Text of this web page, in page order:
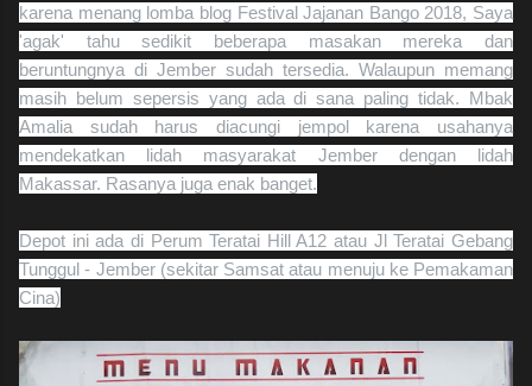
karena menang lomba blog Festival Jajanan Bango 2018, Saya
'agak' tahu sedikit beberapa masakan mereka dan
beruntungnya di Jember sudah tersedia. Walaupun memang
masih belum sepersis yang ada di sana paling tidak. Mbak
Amalia sudah harus diacungi jempol karena usahanya
mendekatkan lidah masyarakat Jember dengan lidah
Makassar. Rasanya juga enak banget.
Depot ini ada di Perum Teratai Hill A12 atau Jl Teratai Gebang
Tunggul - Jember (sekitar Samsat atau menuju ke Pemakaman
Cina)